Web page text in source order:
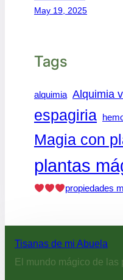
May 19, 2025
Tags
alquimia Alquimia
espagiria
Magia con
plantas
propiedades
Tisanas de mi Abuela
El mundo mágico de las